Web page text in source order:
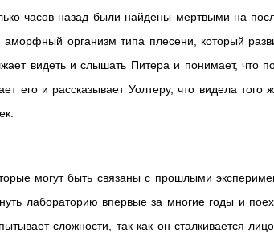
часов назад были найдены мертвыми на
организм типа плесени, который
видеть и слышать Питера и понимает, что
его и рассказывает Уолтеру, что видела того
могут быть связаны с прошлыми
лабораторию впервые за многие годы и
сложности, так как он сталкивается